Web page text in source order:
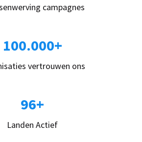
campagnes
100.000+
vertrouwen ons
96+
Landen Actief